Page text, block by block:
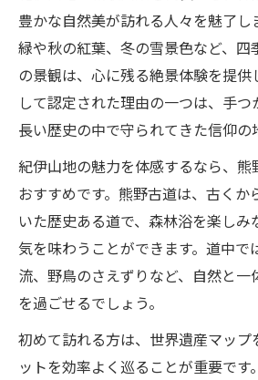
豊かな自然美が訪れる人々を魅了し
緑や秋の紅葉、冬の雪景色など、四
の景観は、心に残る絶景体験を提供
して認定された理由の一つは、手つ
長い歴史の中で守られてきた信仰の
紀伊山地の魅力を体感するなら、
おすすめです。熊野古道は、古くか
いた歴史ある道で、森林浴を楽しみ
気を味わうことができます。道中で
流、野鳥のさえずりなど、自然と一
を過ごせるでしょう。
初めて訪れる方は、世界遺産マップ
ットを効率よく巡ることが重要です